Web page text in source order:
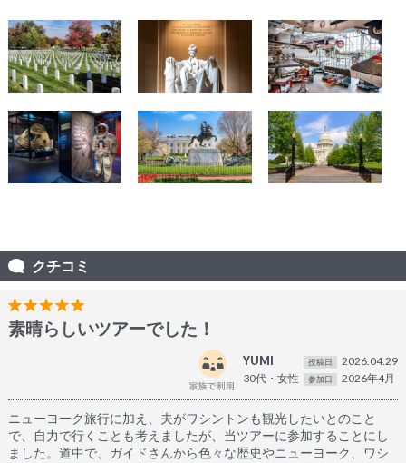
クチコミ
素晴らしいツアーでした！
YUMI
30代・女性
投稿日 2026.04.29
参加日 2026年4月
ニューヨーク旅行に加え、夫がワシントンも観光したいとのこと
で、自力で行くことも考えましたが、当ツアーに参加することにし
ました。道中で、ガイドさんから色々な歴史やニューヨーク、ワシ